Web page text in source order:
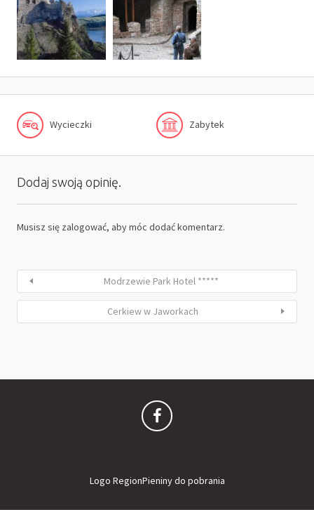
Wycieczki Zabytek
Dodaj swoją opinię.
Musisz się zalogować, aby móc dodać komentarz.
Modrzewie Park Hotel *****
Cerkiew w Jaworkach
Logo RegionPieniny do pobrania